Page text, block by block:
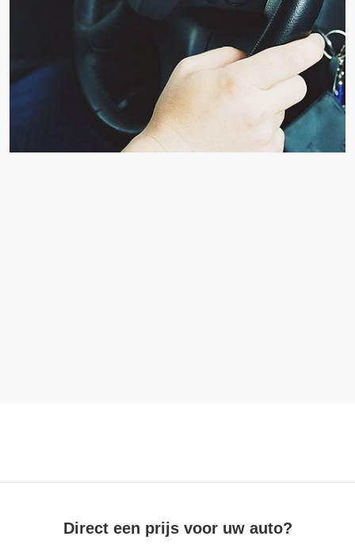
Direct een prijs voor uw auto?